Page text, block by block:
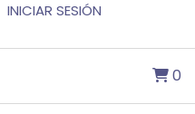
INICIAR SESIÓN
0